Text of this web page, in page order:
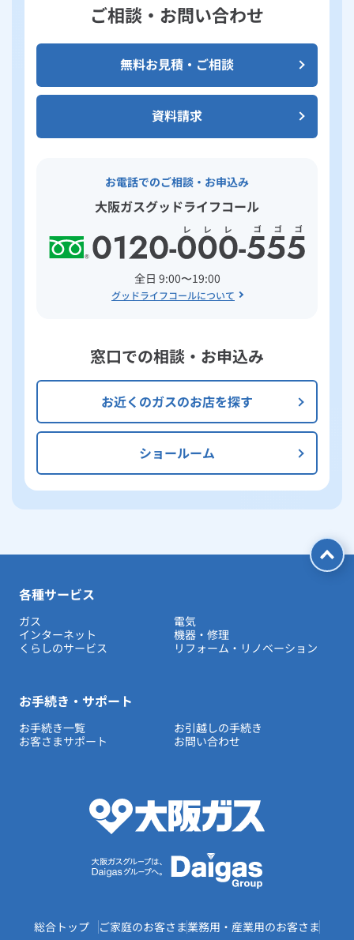
ご相談・お問い合わせ
無料お見積・ご相談
資料請求
お電話でのご相談・お申込み
大阪ガスグッドライフコール
全日 9:00〜19:00
グッドライフコールについて
窓口での相談・お申込み
お近くのガスのお店を探す
ショールーム
各種サービス
ガス
電気
インターネット
機器・修理
くらしのサービス
リフォーム・リノベーション
お手続き・サポート
お手続き一覧
お引越しの手続き
お客さまサポート
お問い合わせ
総合トップ ご家庭のお客さま業務用・産業用のお客さま